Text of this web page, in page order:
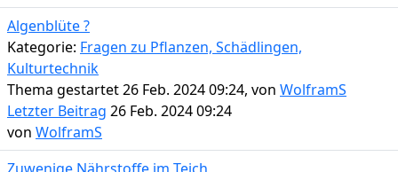
Algenblüte ?
Kategorie: Fragen zu Pflanzen, Schädlingen,
Kulturtechnik
Thema gestartet 26 Feb. 2024 09:24, von WolframS
Letzter Beitrag 26 Feb. 2024 09:24
von WolframS